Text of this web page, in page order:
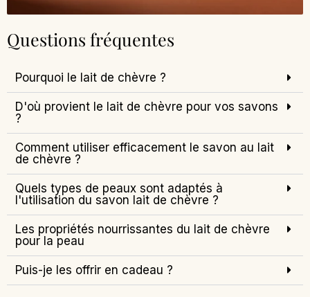
Questions fréquentes
Pourquoi le lait de chèvre ?
D'où provient le lait de chèvre pour vos savons
?
Comment utiliser efficacement le savon au lait
de chèvre ?
Quels types de peaux sont adaptés à
l'utilisation du savon lait de chèvre ?
Les propriétés nourrissantes du lait de chèvre
pour la peau
Puis-je les offrir en cadeau ?